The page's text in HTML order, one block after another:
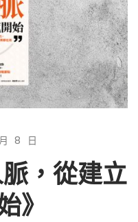
8 日
，從建立
》